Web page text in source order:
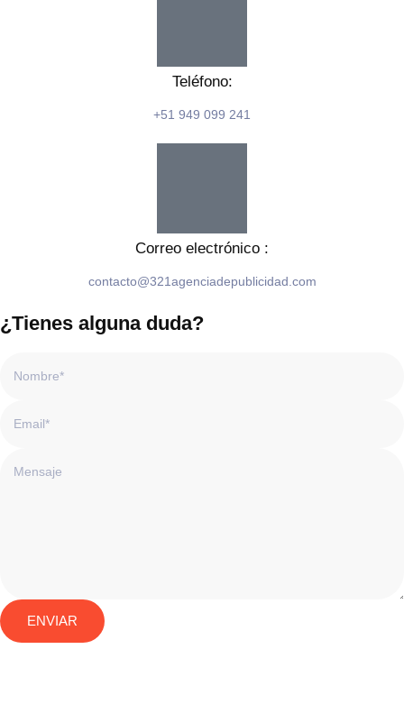
Teléfono:
+51 949 099 241
Correo electrónico :
contacto@321agenciadepublicidad.com
¿Tienes alguna duda?
ENVIAR